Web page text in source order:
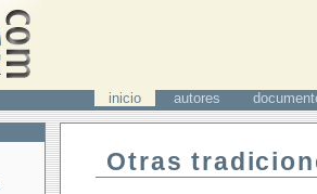
inicio autores
Otras